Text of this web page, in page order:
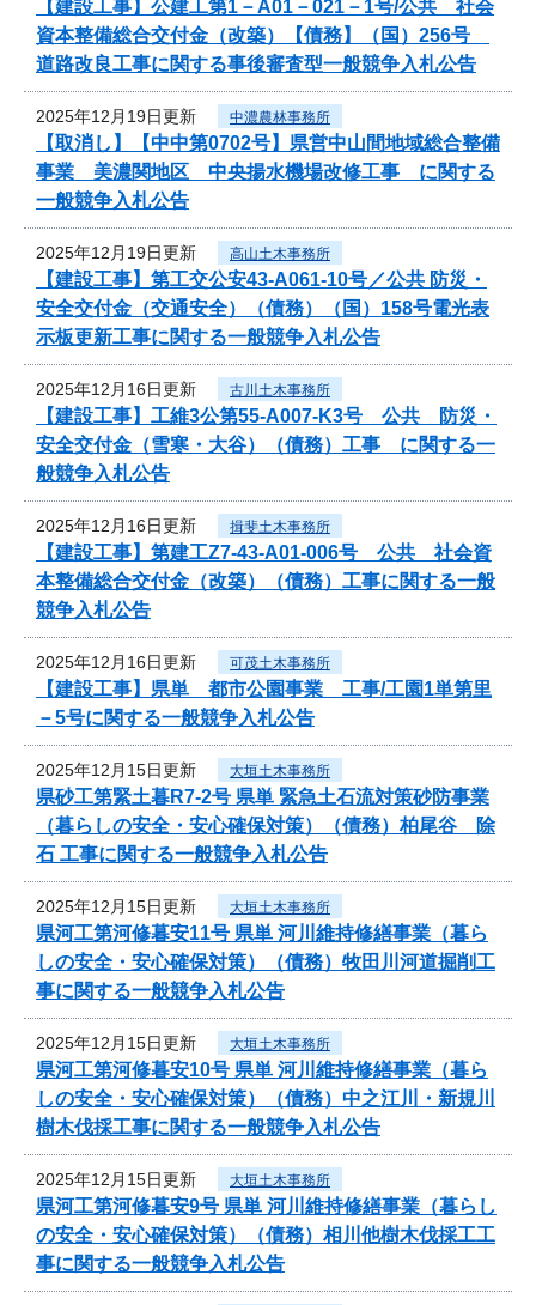
【建設工事】公建工第1－A01－021－1号/公共 社会
資本整備総合交付金（改築）【債務】（国）256号
道路改良工事に関する事後審査型一般競争入札公告
2025年12月19日更新 中濃農林事務所
【取消し】【中中第0702号】県営中山間地域総合整備
事業 美濃関地区 中央揚水機場改修工事 に関する
一般競争入札公告
2025年12月19日更新 高山土木事務所
【建設工事】第工交公安43-A061-10号／公共 防災・
安全交付金（交通安全）（債務）（国）158号電光表
示板更新工事に関する一般競争入札公告
2025年12月16日更新 古川土木事務所
【建設工事】工維3公第55-A007-K3号 公共 防災・
安全交付金（雪寒・大谷）（債務）工事 に関する一
般競争入札公告
2025年12月16日更新 揖斐土木事務所
【建設工事】第建工Z7-43-A01-006号 公共 社会資
本整備総合交付金（改築）（債務）工事に関する一般
競争入札公告
2025年12月16日更新 可茂土木事務所
【建設工事】県単 都市公園事業 工事/工園1単第里
－5号に関する一般競争入札公告
2025年12月15日更新 大垣土木事務所
県砂工第緊土暮R7-2号 県単 緊急土石流対策砂防事業
（暮らしの安全・安心確保対策）（債務）柏尾谷 除
石 工事に関する一般競争入札公告
2025年12月15日更新 大垣土木事務所
県河工第河修暮安11号 県単 河川維持修繕事業（暮ら
しの安全・安心確保対策）（債務）牧田川河道掘削工
事に関する一般競争入札公告
2025年12月15日更新 大垣土木事務所
県河工第河修暮安10号 県単 河川維持修繕事業（暮ら
しの安全・安心確保対策）（債務）中之江川・新規川
樹木伐採工事に関する一般競争入札公告
2025年12月15日更新 大垣土木事務所
県河工第河修暮安9号 県単 河川維持修繕事業（暮らし
の安全・安心確保対策）（債務）相川他樹木伐採工工
事に関する一般競争入札公告